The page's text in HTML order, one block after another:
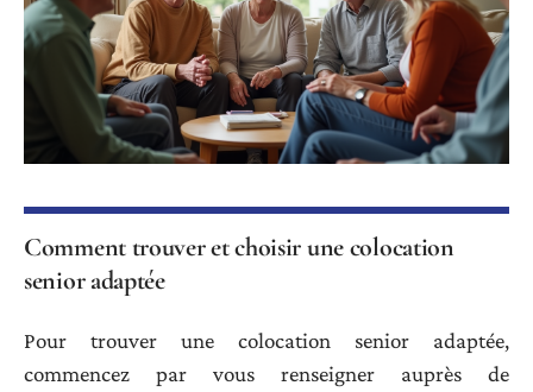
Comment trouver et choisir une colocation
senior adaptée
Pour trouver une colocation senior adaptée,
commencez par vous renseigner auprès de